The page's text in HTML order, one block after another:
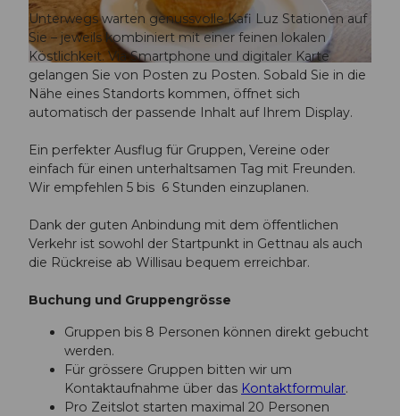
© Willisau Tourismus | CC-BY-ND
© Willisau Tourismus | CC-BY-ND
Unterwegs warten genussvolle Kafi Luz Stationen auf
Sie – jeweils kombiniert mit einer feinen lokalen
Köstlichkeit. Via Smartphone und digitaler Karte
gelangen Sie von Posten zu Posten. Sobald Sie in die
Nähe eines Standorts kommen, öffnet sich
automatisch der passende Inhalt auf Ihrem Display.
Ein perfekter Ausflug für Gruppen, Vereine oder
einfach für einen unterhaltsamen Tag mit Freunden.
Wir empfehlen 5 bis 6 Stunden einzuplanen.
Dank der guten Anbindung mit dem öffentlichen
Verkehr ist sowohl der Startpunkt in Gettnau als auch
die Rückreise ab Willisau bequem erreichbar.
Buchung und Gruppengrösse
Gruppen bis 8 Personen können direkt gebucht
werden.
Für grössere Gruppen bitten wir um
Kontaktaufnahme über das Kontaktformular.
Pro Zeitslot starten maximal 20 Personen